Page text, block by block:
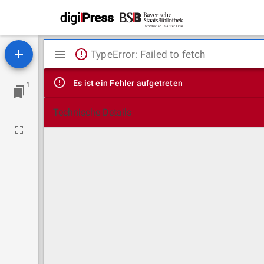
1
Mirador
Viewer
TypeError: Failed to fetch
Es ist ein Fehler aufgetreten
Technische Details